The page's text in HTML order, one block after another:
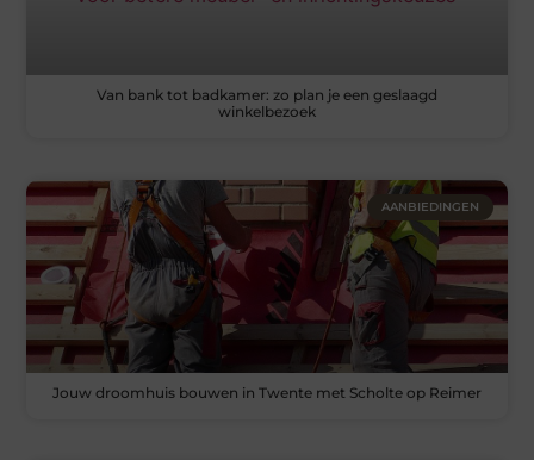
Van bank tot badkamer: zo plan je een geslaagd
winkelbezoek
AANBIEDINGEN
Jouw droomhuis bouwen in Twente met Scholte op Reimer